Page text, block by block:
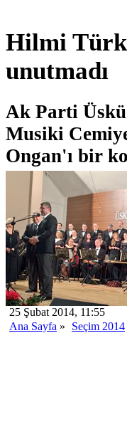
Hilmi
unutmadı
Ak Parti
Musiki
Ongan'ı bir
25 Şubat 2014, 11:55
Ana Sayfa » Seçim 2014